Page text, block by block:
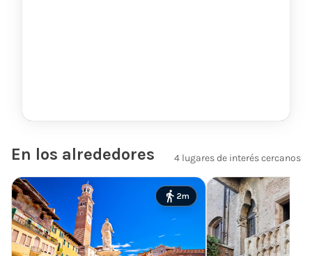
En los alrededores 4 lugares de interés cercanos
2m